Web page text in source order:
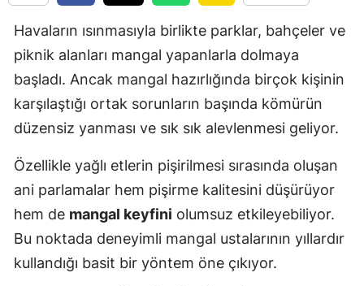
Erzincan
Erzurum
Eskişehir
Gaziantep
Giresun
Gümüşhane
Hakkari
Hatay
Havaların ısınmasıyla birlikte parklar, bahçeler ve
piknik alanları mangal yapanlarla dolmaya
başladı. Ancak mangal hazırlığında birçok kişinin
karşılaştığı ortak sorunların başında kömürün
düzensiz yanması ve sık sık alevlenmesi geliyor.
Özellikle yağlı etlerin pişirilmesi sırasında oluşan
ani parlamalar hem pişirme kalitesini düşürüyor
hem de mangal keyfini olumsuz etkileyebiliyor.
Bu noktada deneyimli mangal ustalarının yıllardır
kullandığı basit bir yöntem öne çıkıyor.